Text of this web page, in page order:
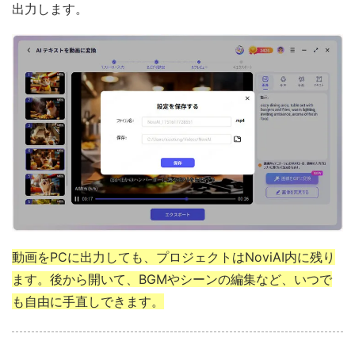
出力します。
動画をPCに出力しても、プロジェクトはNoviAI内に残り
ます。後から開いて、BGMやシーンの編集など、いつで
も自由に手直しできます。